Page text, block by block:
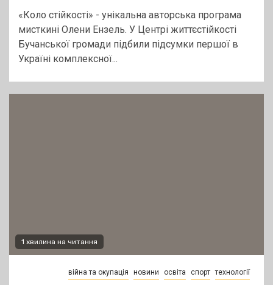
«Коло стійкості» - унікальна авторська програма
мисткині Олени Ензель. У Центрі життєстійкості
Бучанської громади підбили підсумки першої в
Україні комплексної...
1 хвилина на читання
війна та окупація новини освіта спорт технології